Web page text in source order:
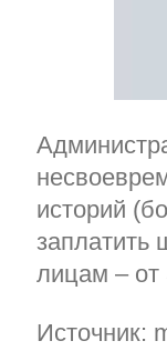
историй
заплатить
лицам – от
Источник: